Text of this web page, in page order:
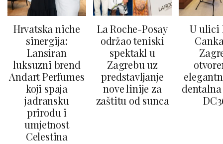
Hrvatska niche
sinergija:
Lansiran
luksuzni brend
Andart Perfumes
koji spaja
jadransku
prirodu i
umjetnost
Celestina
La Roche-Posay
održao teniski
spektakl u
Zagrebu uz
predstavljanje
nove linije za
zaštitu od sunca
U ulici